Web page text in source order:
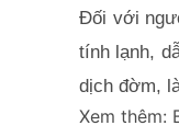
Đối với
tính lạnh,
dịch đờm,
Xem thêm: